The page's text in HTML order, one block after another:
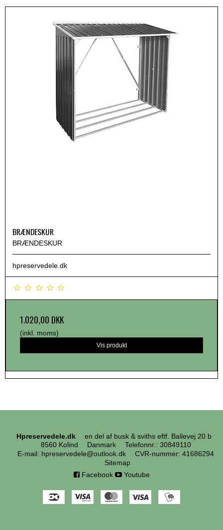
BRÆNDESKUR
BRÆNDESKUR
hpreservedele.dk
1.020,00 DKK
(inkl. moms)
Vis produkt
Hpreservedele.dk
en del af busk & sviths eftf. Ballevej 20 b
8560 Kolind
Danmark Telefonnr.: 30849110
E-mail: hpreservedele@outlook.dk CVR-nummer: 41686294
Sitemap
Facebook
Youtube